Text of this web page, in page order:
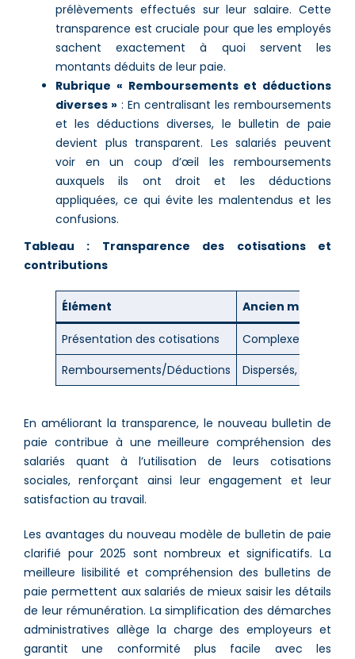
prélèvements effectués sur leur salaire. Cette
transparence est cruciale pour que les employés
sachent exactement à quoi servent les
montants déduits de leur paie​.
Rubrique « Remboursements et déductions
diverses » : En centralisant les remboursements
et les déductions diverses, le bulletin de paie
devient plus transparent. Les salariés peuvent
voir en un coup d’œil les remboursements
auxquels ils ont droit et les déductions
appliquées, ce qui évite les malentendus et les
confusions​​.
Tableau : Transparence des cotisations et
contributions
Élément Ancien modèle
Présentation des cotisations
Complexe et
Remboursements/Déductions
Dispersés, peu clairs
En améliorant la transparence, le nouveau bulletin de
paie contribue à une meilleure compréhension des
salariés quant à l’utilisation de leurs cotisations
sociales, renforçant ainsi leur engagement et leur
satisfaction au travail​.
Les avantages du nouveau modèle de bulletin de paie
clarifié pour 2025 sont nombreux et significatifs. La
meilleure lisibilité et compréhension des bulletins de
paie permettent aux salariés de mieux saisir les détails
de leur rémunération. La simplification des démarches
administratives allège la charge des employeurs et
garantit une conformité plus facile avec les